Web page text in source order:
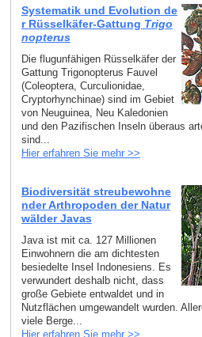
Systematik und Evolution de
r Rüsselkäfer-Gattung Trigo
nopterus
Die flugunfähigen Rüsselkäfer der
Gattung Trigonopterus Fauvel
(Coleoptera, Curculionidae,
Cryptorhynchinae) sind im Gebiet
von Neuguinea, Neu Kaledonien
und den Pazifischen Inseln überaus
sind...
Hier erfahren Sie mehr >>
Biodiversität streubewohne
nder Arthropoden der Natur
wälder Javas
Java ist mit ca. 127 Millionen
Einwohnern die am dichtesten
besiedelte Insel Indonesiens. Es
verwundert deshalb nicht, dass
große Gebiete entwaldet und in
Nutzflächen umgewandelt wurden.
viele Berge...
Hier erfahren Sie mehr >>